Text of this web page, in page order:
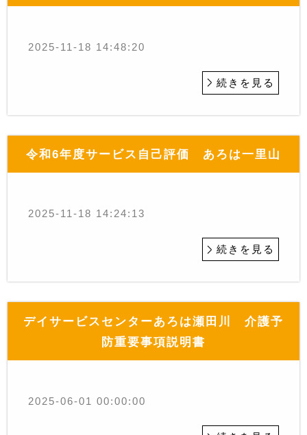
2025-11-18 14:48:20
続きを見る
令和6年度サービス自己評価 あろは一里山
2025-11-18 14:24:13
続きを見る
デイサービスセンターあろは瀬田川 介護予
防重要事項説明書
2025-06-01 00:00:00